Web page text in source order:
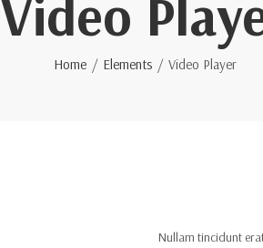
Video
Home Elements Video Player
Nullam tincidunt